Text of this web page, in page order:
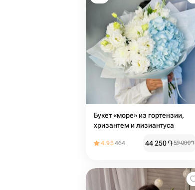
Букет «море» из гортензии,
хризантем и лизиантуса
4.95464 44 250֏59 000֏